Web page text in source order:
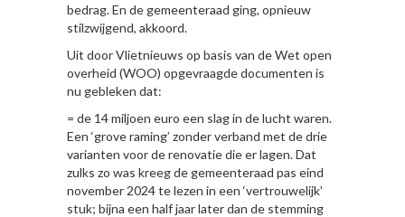
bedrag. En de gemeenteraad ging, opnieuw
stilzwijgend, akkoord.
Uit door Vlietnieuws op basis van de Wet open
overheid (WOO) opgevraagde documenten is
nu gebleken dat:
= de 14 miljoen euro een slag in de lucht waren.
Een ‘grove raming’ zonder verband met de drie
varianten voor de renovatie die er lagen. Dat
zulks zo was kreeg de gemeenteraad pas eind
november 2024 te lezen in een ‘vertrouwelijk’
stuk; bijna een half jaar later dan de stemming